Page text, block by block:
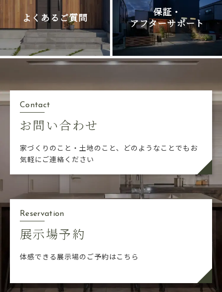
よくあるご質問
保証・
アフターサポート
Contact
お問い合わせ
家づくりのこと・土地のこと、どのようなことでも お
気軽にご連絡ください
Reservation
展示場予約
体感できる展示場のご予約はこちら